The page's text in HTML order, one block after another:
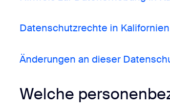
Datenschutzrechte in
Änderungen an dieser
Welche